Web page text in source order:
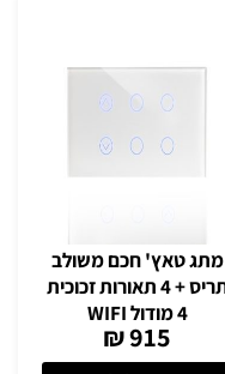
מתג טאץ' חכם משולב
תריס + 4 תאורות זכוכית
4 מודול WIFI
915 ₪